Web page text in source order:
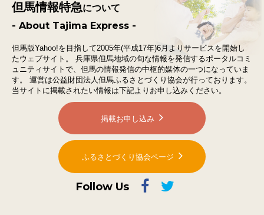
但馬情報特急について
- About Tajima Express -
但馬版Yahoo!を目指して2005年(平成17年)6月よりサービスを開始し
たウェブサイト。
兵庫県但馬地域の旬な情報を発信するポータルコミ
ュニティサイトで、 但馬の情報発信の中枢的媒体の一つになっていま
す。
運営は公益財団法人但馬ふるさとづくり協会が行っております。
当サイトに掲載されたい情報は下記よりお申し込みください。
掲載お申し込み
ふるさとづくり協会ページ
Follow Us